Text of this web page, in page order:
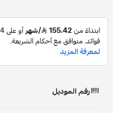
رقم الموديل